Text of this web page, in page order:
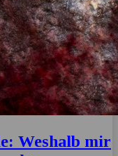
Weshalb mir